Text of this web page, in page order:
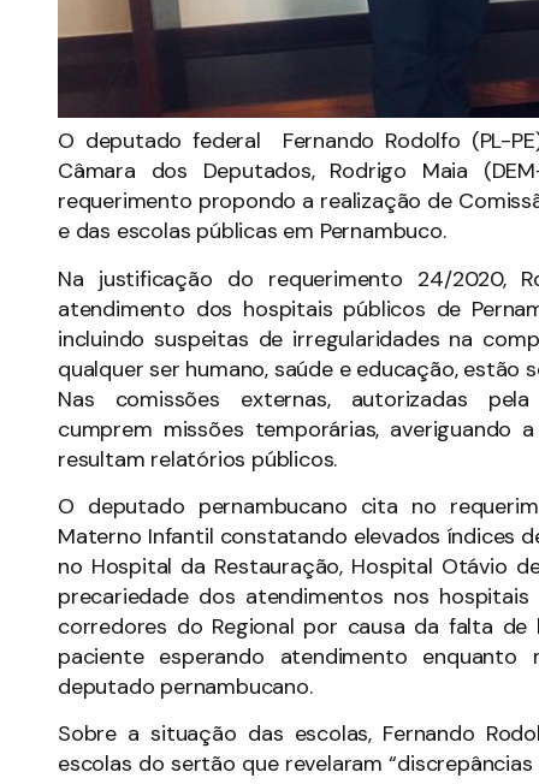
O deputado federal Fernando Rodolfo (PL-
Câmara dos Deputados, Rodrigo Maia
requerimento propondo a realização de
e das escolas públicas em Pernambuco.
Na justificação do requerimento 24/2020,
atendimento dos hospitais públicos de
incluindo suspeitas de irregularidades na
qualquer ser humano, saúde e educação, estão
Nas comissões externas, autorizadas
cumprem missões temporárias, averiguando
resultam relatórios públicos.
O deputado pernambucano cita no
Materno Infantil constatando elevados índices
no Hospital da Restauração, Hospital Otávio
precariedade dos atendimentos nos
corredores do Regional por causa da falta
paciente esperando atendimento
deputado pernambucano.
Sobre a situação das escolas, Fernando
escolas do sertão que revelaram